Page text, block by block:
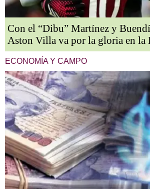
Con el “Dibu” Martínez y
Aston Villa va por la gloria en la
ECONOMÍA Y CAMPO